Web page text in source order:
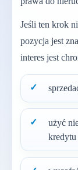
Jeśli ten krok
pozycja jest
interes jest
użyć
kredytu